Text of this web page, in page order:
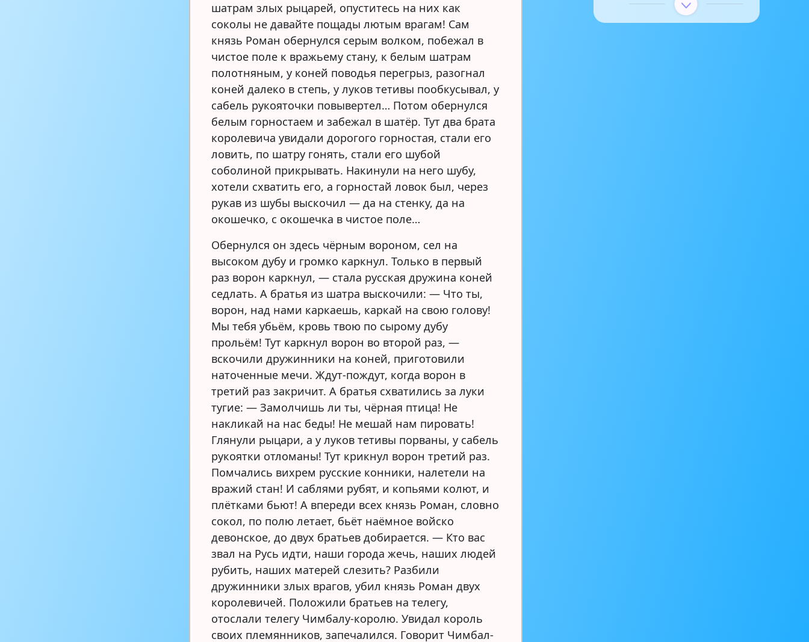
шатрам злых рыцарей, опуститесь на них как
соколы не давайте пощады лютым врагам! Сам
князь Роман обернулся серым волком, побежал в
чистое поле к вражьему стану, к белым шатрам
полотняным, у коней поводья перегрыз, разогнал
коней далеко в степь, у луков тетивы пообкусывал, у
сабель рукояточки повывертел… Потом обернулся
белым горностаем и забежал в шатёр. Тут два брата
королевича увидали дорогого горностая, стали его
ловить, по шатру гонять, стали его шубой
соболиной прикрывать. Накинули на него шубу,
хотели схватить его, а горностай ловок был, через
рукав из шубы выскочил — да на стенку, да на
окошечко, с окошечка в чистое поле…
Обернулся он здесь чёрным вороном, сел на
высоком дубу и громко каркнул. Только в первый
раз ворон каркнул, — стала русская дружина коней
седлать. А братья из шатра выскочили: — Что ты,
ворон, над нами каркаешь, каркай на свою голову!
Мы тебя убьём, кровь твою по сырому дубу
прольём! Тут каркнул ворон во второй раз, —
вскочили дружинники на коней, приготовили
наточенные мечи. Ждут-пождут, когда ворон в
третий раз закричит. А братья схватились за луки
тугие: — Замолчишь ли ты, чёрная птица! Не
накликай на нас беды! Не мешай нам пировать!
Глянули рыцари, а у луков тетивы порваны, у сабель
рукоятки отломаны! Тут крикнул ворон третий раз.
Помчались вихрем русские конники, налетели на
вражий стан! И саблями рубят, и копьями колют, и
плётками бьют! А впереди всех князь Роман, словно
сокол, по полю летает, бьёт наёмное войско
девонское, до двух братьев добирается. — Кто вас
звал на Русь идти, наши города жечь, наших людей
рубить, наших матерей слезить? Разбили
дружинники злых врагов, убил князь Роман двух
королевичей. Положили братьев на телегу,
отослали телегу Чимбалу-королю. Увидал король
своих племянников, запечалился. Говорит Чимбал-